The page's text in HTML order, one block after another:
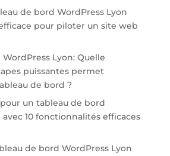
de bord WordPress Lyon
pour piloter un site web
Lyon: Quelle
puissantes permet
de bord ?
pour un tableau de bord
10 fonctionnalités efficaces
de bord WordPress Lyon